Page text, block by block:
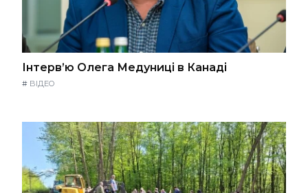
Інтерв’ю Олега Медуниці в Канаді
# ВІДЕО